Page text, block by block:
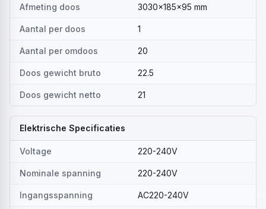
Afmeting doos 3030x185x95 mm
Aantal per doos 1
Aantal per omdoos 20
Doos gewicht bruto 22.5
Doos gewicht netto 21
Elektrische Specificaties
Voltage 220-240V
Nominale spanning 220-240V
Ingangsspanning AC220-240V